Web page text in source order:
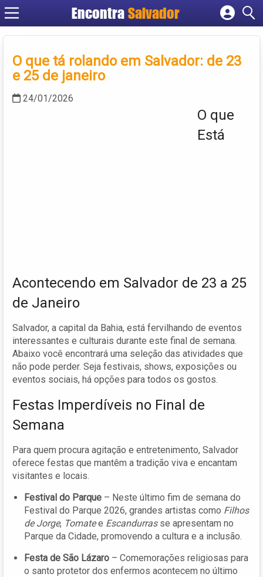
EncontraSalvador
Cadastrar empresa
Criar conta
O que tá rolando em Salvador: de 23
e 25 de janeiro
24/01/2026
O que
Está
Acontecendo em Salvador de 23 a 25
de Janeiro
Salvador, a capital da Bahia, está fervilhando de eventos
interessantes e culturais durante este final de semana.
Abaixo você encontrará uma seleção das atividades que
não pode perder. Seja festivais, shows, exposições ou
eventos sociais, há opções para todos os gostos.
Festas Imperdíveis no Final de
Semana
Para quem procura agitação e entretenimento, Salvador
oferece festas que mantêm a tradição viva e encantam
visitantes e locais.
Festival do Parque – Neste último fim de semana do
Festival do Parque 2026, grandes artistas como Filhos
de Jorge, Tomatee Escandurrasse apresentam no
Parque da Cidade, promovendo a cultura e a inclusão.
Festa de São Lázaro – Comemorações religiosas para
o santo protetor dos enfermos acontecem no último